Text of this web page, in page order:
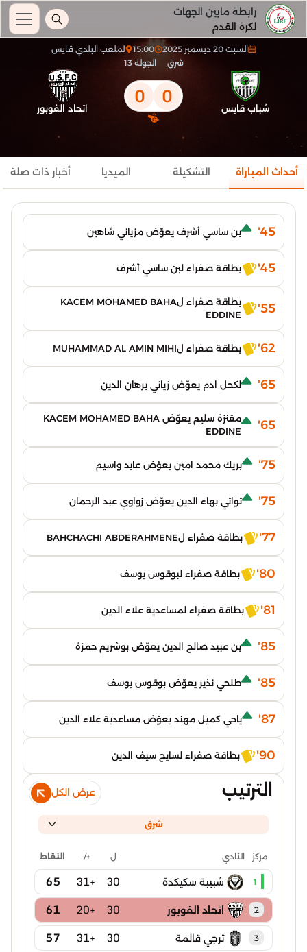
رابطة مابين الجهات
لكرة القدم
السبت 20 ديسمبر 2025 15:00
لملعب البلدي قايس
شرق
الجولة 13
شباب قايس 0
0 اتحاد الفوبور
أحداث المباراة التشكيلة الميديا أخبار ذات صلة
45' بن ساسي أشرف يعوّض مزياني شاهين
45' بطاقة صفراء لبن ساسي أشرف
55'
بطاقة صفراء لKACEM MOHAMED BAHA
EDDINE
62' بطاقة صفراء لMUHAMMAD AL AMIN MIHI
65' لكحل ادم يعوّض زياني برهان الدين
65'
مقنزة سليم يعوّض KACEM MOHAMED BAHA
EDDINE
75' بريك محمد امين يعوّض عابد واسيم
75' تواتي بهاء الدين يعوّض زواوي عبد الرحمان
77' بطاقة صفراء لBAHCHACHI ABDERAHMENE
80' بطاقة صفراء لبوقوس يوسف
81' بطاقة صفراء لمساعدية علاء الدين
85' بن عبيد صالح الدين يعوّض بوشريم حمزة
85' طلحي نذير يعوّض بوقوس يوسف
87' ياحي كميل مهند يعوّض مساعدية علاء الدين
90' بطاقة صفراء لسايح سيف الدين
الترتيب عرض الكل
شرق
مركز النادي ل +/- النقاط
1 شبيبة سكيكدة 30
+31
65
2 اتحاد الفوبور 30
+20
61
3 ترجي قالمة 30
+31
57